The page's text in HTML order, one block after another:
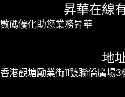
昇華在線
數碼優化助您業務昇華
地
香港觀塘勵業街11號聯僑廣場3